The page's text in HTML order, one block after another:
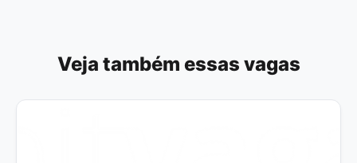
Veja também essas vagas